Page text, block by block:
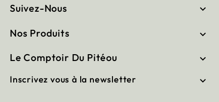
Suivez-Nous 
Nos Produits 
Le Comptoir Du Pitéou 
Inscrivez vous à la newsletter 